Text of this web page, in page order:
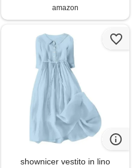
amazon
shownicer vestito in lino